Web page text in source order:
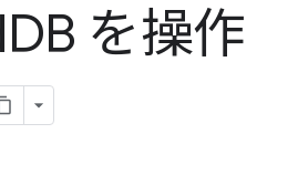
DB を操作